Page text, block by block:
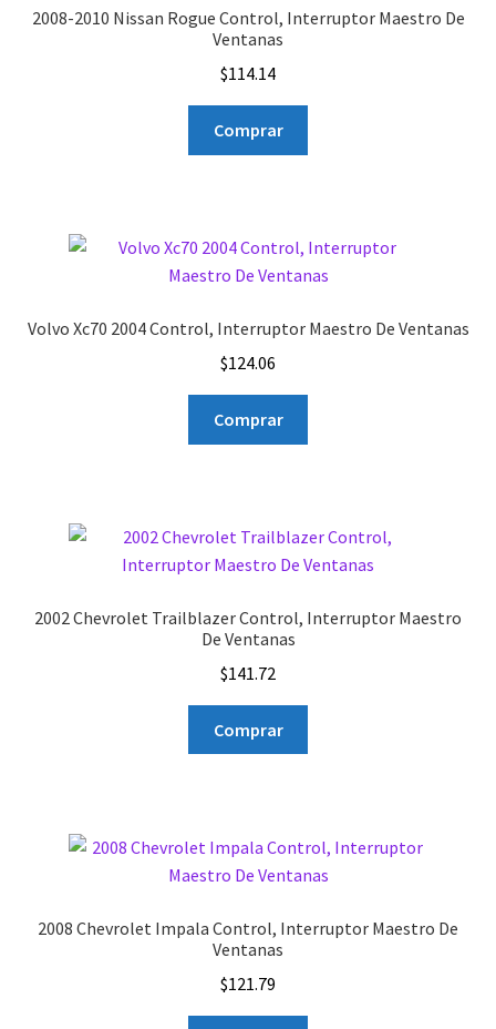
2008-2010 Nissan Rogue Control, Interruptor Maestro De
Ventanas
$114.14
Comprar
Volvo Xc70 2004 Control, Interruptor Maestro De Ventanas
$124.06
Comprar
2002 Chevrolet Trailblazer Control, Interruptor Maestro
De Ventanas
$141.72
Comprar
2008 Chevrolet Impala Control, Interruptor Maestro De
Ventanas
$121.79